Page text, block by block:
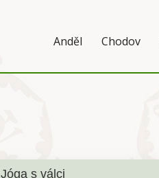
Anděl Chodov
Jóga s válci